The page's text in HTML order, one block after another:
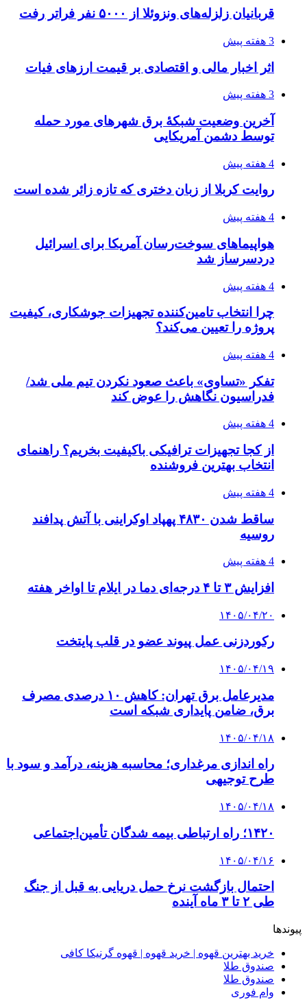
قربانیان زلزله‌های ونزوئلا از ۵۰۰۰ نفر فراتر رفت
3 هفته پیش
اثر اخبار مالی و اقتصادی بر قیمت ارزهای فیات
3 هفته پیش
آخرین وضعیت شبکۀ برق شهرهای مورد حمله
توسط دشمن آمریکایی
4 هفته پیش
روایت کربلا از زبان دختری که تازه زائر شده است
4 هفته پیش
هواپیماهای سوخت‌رسان آمریکا برای اسرائیل
دردسرساز شد
4 هفته پیش
چرا انتخاب تامین‌کننده تجهیزات جوشکاری، کیفیت
پروژه را تعیین می‌کند؟
4 هفته پیش
تفکر «تساوی» باعث صعود نکردن تیم ملی شد/
فدراسیون نگاهش را عوض کند
4 هفته پیش
از کجا تجهیزات ترافیکی باکیفیت بخریم؟ راهنمای
انتخاب بهترین فروشنده
4 هفته پیش
ساقط شدن ۴۸۳۰ پهپاد اوکراینی با آتش پدافند
روسیه
4 هفته پیش
افزایش ۳ تا ۴ درجه‌ای دما در ایلام تا اواخر هفته
۱۴۰۵/۰۴/۲۰
رکوردزنی عمل پیوند عضو در قلب پایتخت
۱۴۰۵/۰۴/۱۹
مدیرعامل برق تهران: کاهش ۱۰ درصدی مصرف
برق، ضامن پایداری شبکه است
۱۴۰۵/۰۴/۱۸
راه اندازی مرغداری؛ محاسبه هزینه، درآمد و سود با
طرح توجیهی
۱۴۰۵/۰۴/۱۸
۱۴۲۰؛ راه ارتباطی بیمه شدگان تأمین‌اجتماعی
۱۴۰۵/۰۴/۱۶
احتمال بازگشت نرخ حمل دریایی به قبل از جنگ
طی ۲ تا ۳ ماه آینده
پیوندها
خرید بهترین قهوه | خرید قهوه | قهوه گرنیکا کافی
صندوق طلا
صندوق طلا
وام فوری